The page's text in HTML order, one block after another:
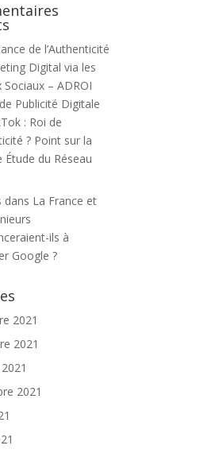
de l’Authenticité
Digital via les
Sociaux – ADROI
Publicité Digitale
: Roi de
? Point sur la
Étude du Réseau
dans La France et
ils à
Google ?
2021
2021
2021